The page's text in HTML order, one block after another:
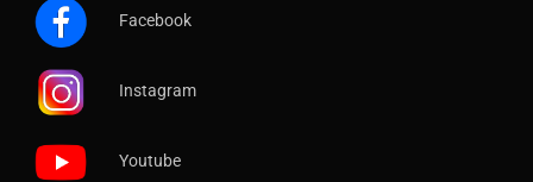
Facebook
Instagram
Youtube